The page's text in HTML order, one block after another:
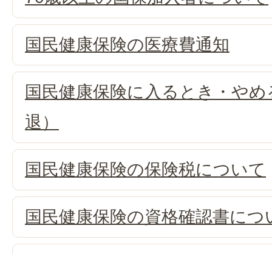
国民健康保険の医療費通知
国民健康保険に入るとき・や
退）
国民健康保険の保険税について
国民健康保険の資格確認書につ